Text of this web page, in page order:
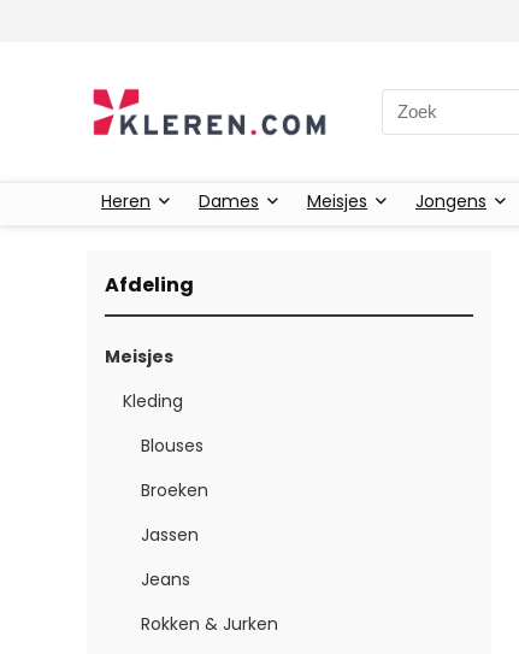
Zoeken naar:
Heren Dames Meisjes Jongens
Afdeling
Meisjes
Kleding
Blouses
Broeken
Jassen
Jeans
Rokken & Jurken